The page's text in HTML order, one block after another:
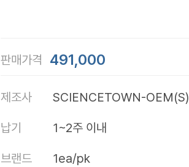
판매가격 491,000
제조사 SCIENCETOWN-OEM(S)
납기 1~2주 이내
브랜드 1ea/pk